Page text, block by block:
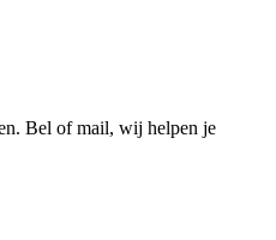
Bel of mail, wij helpen je